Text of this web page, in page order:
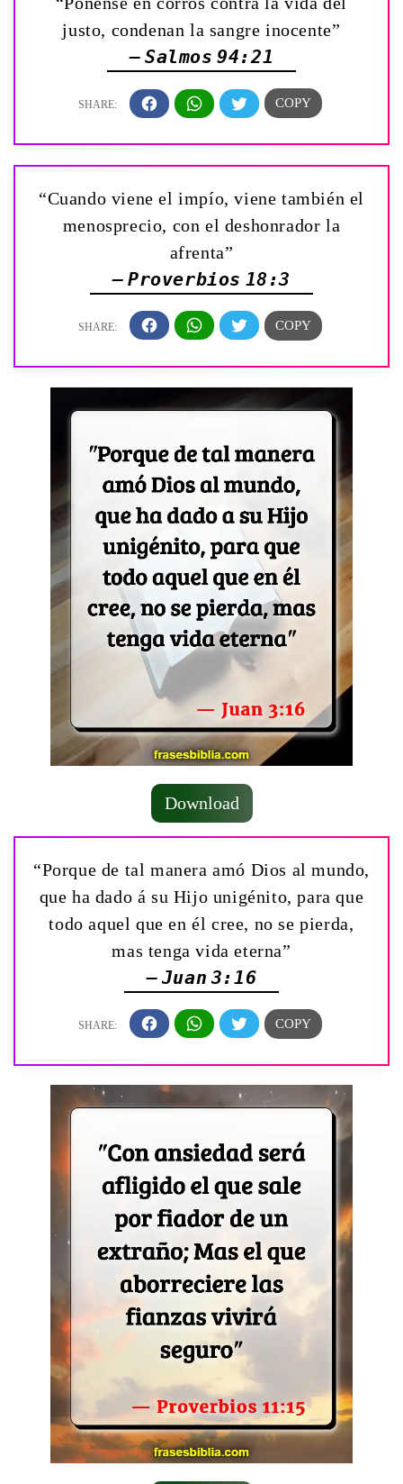
justo, condenan la sangre inocente”
— Salmos 94:21
“Cuando viene el impío, viene también el
menosprecio, con el deshonrador la
afrenta”
— Proverbios 18:3
Download
“Porque de tal manera amó Dios al mundo,
que ha dado á su Hijo unigénito, para que
todo aquel que en él cree, no se pierda,
mas tenga vida eterna”
— Juan 3:16